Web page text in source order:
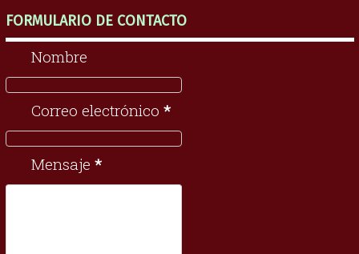
FORMULARIO DE CONTACTO
Nombre
Correo electrónico *
Mensaje *